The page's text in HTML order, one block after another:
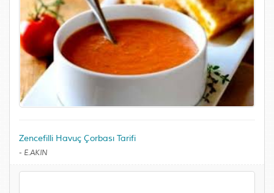
Zencefilli Havuç Çorbası Tarifi
- E.AKIN